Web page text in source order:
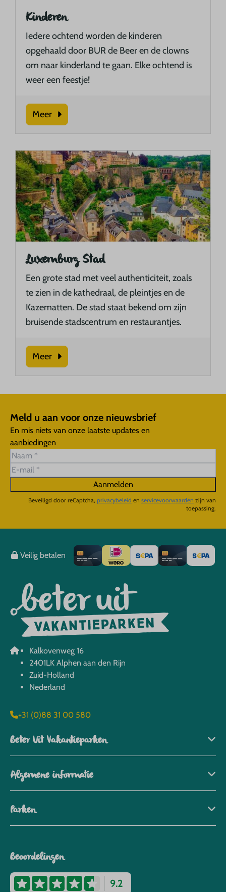
Kinderen
Iedere ochtend worden de kinderen
opgehaald door BUR de Beer en de clowns
om naar kinderland te gaan. Elke ochtend is
weer een feestje!
Meer
Luxemburg Stad
Een grote stad met veel authenticiteit, zoals
te zien in de kathedraal, de pleintjes en de
Kazematten. De stad staat bekend om zijn
bruisende stadscentrum en restaurantjes.
Meer
Meld u aan voor onze nieuwsbrief
En mis niets van onze laatste updates en
aanbiedingen
Aanmelden
Beveiligd door reCaptcha, privacybeleid en servicevoorwaarden zijn van
toepassing.
Veilig betalen
Kalkovenweg 16
2401LK Alphen aan den Rijn
Zuid-Holland
Nederland
+31 (0)88 31 00 580
Beter Uit Vakantieparken
Algemene informatie
Parken
Beoordelingen
9.2